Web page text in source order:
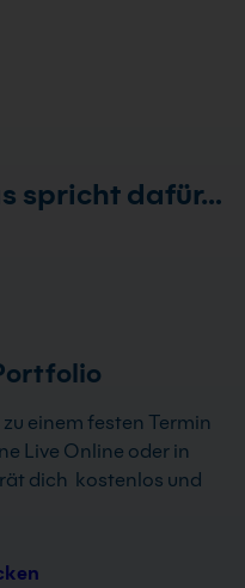
spricht dafür…
einem festen Termin
Live Online oder in
dich kostenlos und